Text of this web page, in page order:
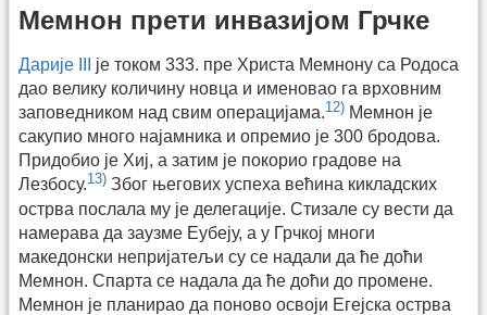
Мемнон прети инвазијом Грчке
Дарије III
је током 333. пре Христа Мемнону са Родоса
дао велику количину новца и именовао га врховним
заповедником над свим операцијама.12) Мемнон је
сакупио много најамника и опремио је 300 бродова.
Придобио је Хиј, а затим је покорио градове на
Лезбосу.13) Због његових успеха већина кикладских
острва послала му је делегације. Стизале су вести да
намерава да заузме Еубеју, а у Грчкој многи
македонски непријатељи су се надали да ће доћи
Мемнон. Спарта се надала да ће доћи до промене.
Мемнон је планирао да поново освоји Егејска острва